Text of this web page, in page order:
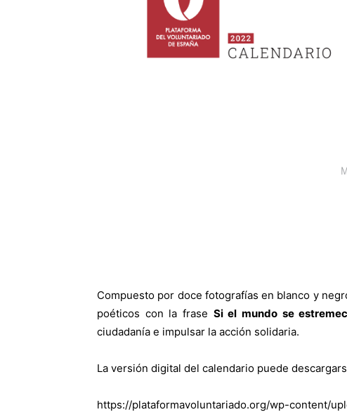
Compuesto por doce fotografías en blanco y
poéticos con la frase Si el mundo se
ciudadanía e impulsar la acción solidaria.
La versión digital del calendario puede
https://plataformavoluntariado.org/wp-content/